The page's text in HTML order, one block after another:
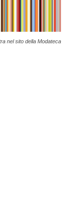
nel sito della Modateca